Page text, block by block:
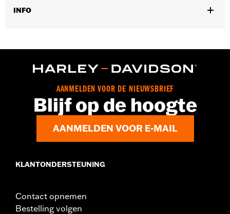
INFO
Dimension Description:43,18 cm H x 12,7 cm L
AANMELDEN VOOR DE NIEUWSBRIEF
Blijf op de hoogte
AANMELDEN VOOR E-MAIL
KLANTONDERSTEUNING
Contact opnemen
Bestelling volgen